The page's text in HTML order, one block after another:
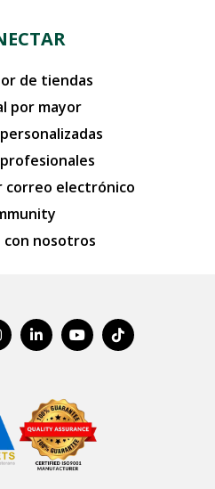
de tiendas
por mayor
correo electrónico
nosotros